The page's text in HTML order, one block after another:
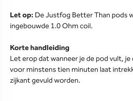
Let op: De Justfog Better Than pods
ingebouwde 1.0 Ohm coil.
Korte handleiding
Let erop dat wanneer je de pod vult,
voor minstens tien minuten laat
zijkant gevuld worden.